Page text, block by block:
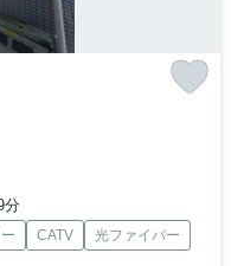
分
CATV
光ファイバー